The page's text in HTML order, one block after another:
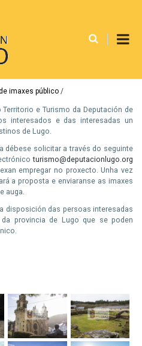
imaxes público
e Turismo da Deputación de
interesados e das interesadas un
de Lugo.
débese solicitar a través do seguinte
turismo@deputacionlugo.org
empregar no proxecto. Unha vez
a proposta e enviaranse as imaxes
auga.
disposición das persoas interesadas
provincia de Lugo que se poden